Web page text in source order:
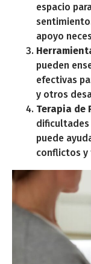
espacio
apoyo
pueden
efectivas
y otros
Terapia de
dificultades
puede
conflictos y